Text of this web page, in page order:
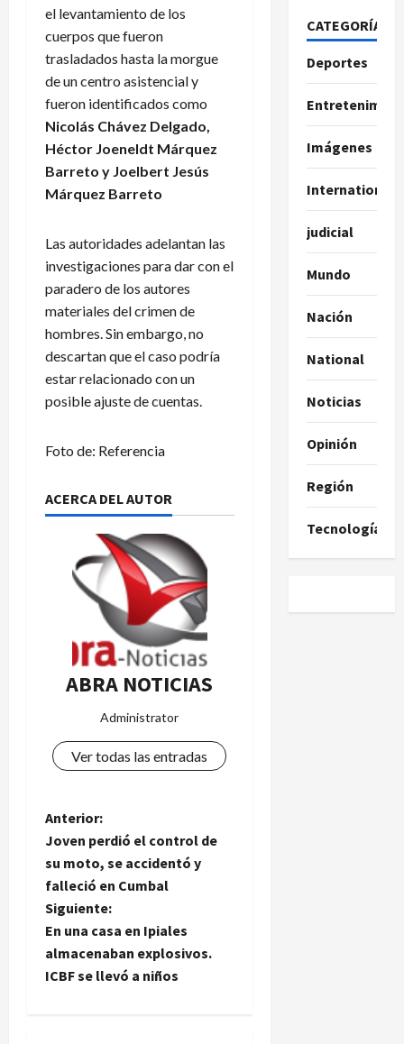
el levantamiento de los
cuerpos que fueron
trasladados hasta la morgue
de un centro asistencial y
fueron identificados como
Nicolás Chávez Delgado,
Héctor Joeneldt Márquez
Barreto y Joelbert Jesús
Márquez Barreto
Las autoridades adelantan las
investigaciones para dar con el
paradero de los autores
materiales del crimen de
hombres. Sin embargo, no
descartan que el caso podría
estar relacionado con un
posible ajuste de cuentas.
Foto de: Referencia
ACERCA DEL AUTOR
ABRA NOTICIAS
Administrator
Ver todas las entradas
N
a
v
e
g
Anterior:
Joven perdió el control de
su moto, se accidentó y
falleció en Cumbal
Siguiente:
En una casa en Ipiales
almacenaban explosivos.
ICBF se llevó a niños
CATEGORÍAS
Deportes
Imágenes
International
judicial
Mundo
Nación
National
Noticias
Opinión
Región
Tecnología